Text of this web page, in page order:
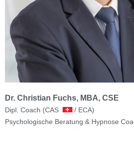
Dr. Christian Fuchs, MBA, CSE
Dipl. Coach (CAS
/ ECA)
Psychologische Beratung & Hypnose